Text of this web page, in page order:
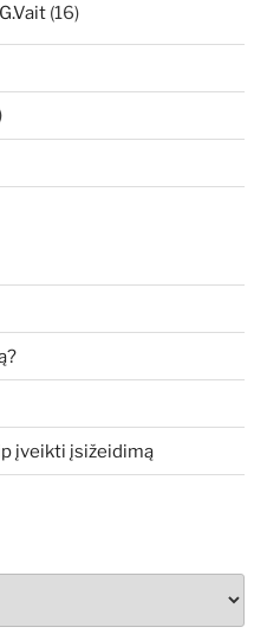
(16)
įveikti įsižeidimą